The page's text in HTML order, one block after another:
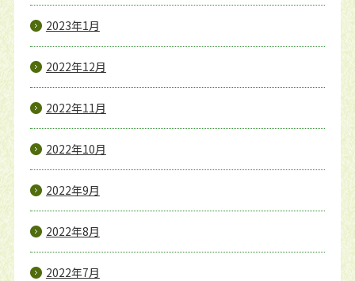
2023年1月
2022年12月
2022年11月
2022年10月
2022年9月
2022年8月
2022年7月